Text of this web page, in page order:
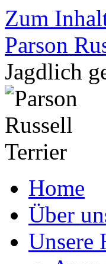
Zum
Parson
Jagdlich
Home
Über
Unsere